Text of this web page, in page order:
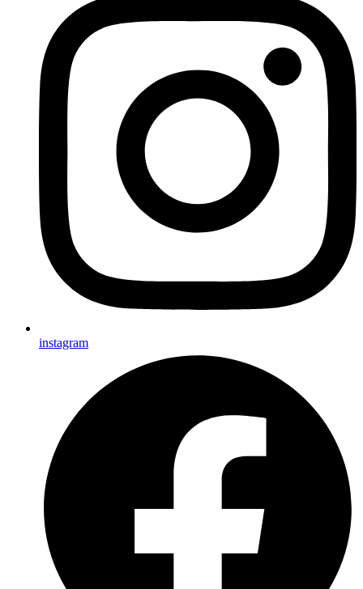
instagram